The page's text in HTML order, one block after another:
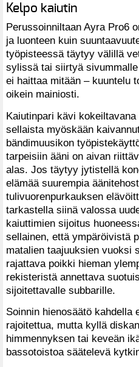
Kelpo kaiutin
Perussoinniltaan Ayra Pro6
ja luonteen kuin
työpisteessä täytyy välillä
sylissä tai siirtyä
ei haittaa mitään – kuuntelu
oikein mainiosti.
Kaiutinpari kävi
sellaista myöskään
bändimuusikon
tarpeisiin ääni on aivan
alas. Jos täytyy jytistellä
elämää suurempia
tulivuorenpurkauksen
tarkastella siinä valossa
kaiuttimien sijoitus
sellainen, että ympäröivistä
matalien taajuuksien vuoksi
rajattava poikki hieman
rekisteristä annettava
sijoitettavalle subbarille.
Soinnin hienosäätö
rajoitettua, mutta kyllä
himmennyksen tai keveän
bassotoistoa säätelevä